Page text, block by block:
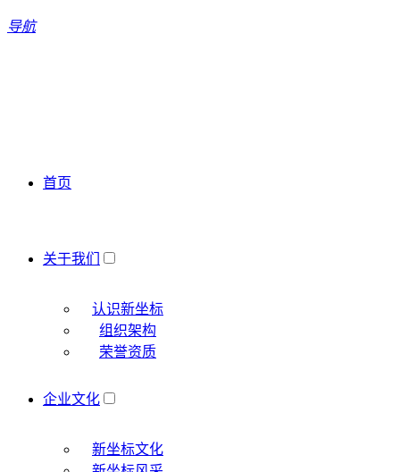
导航
首页
关于我们
认识新坐标
组织架构
荣誉资质
企业文化
新坐标文化